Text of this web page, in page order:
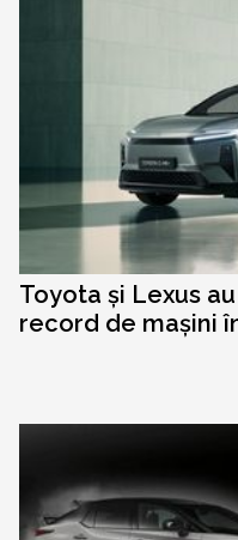
Toyota și Lexus
record de mașini